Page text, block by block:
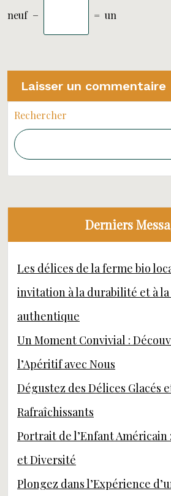
neuf − = un
Rechercher
Derniers
Les délices de la ferme bio
invitation à la durabilité et à
authentique
Un Moment Convivial :
l’Apéritif avec Nous
Dégustez des Délices Glacés
Rafraîchissants
Portrait de l’Enfant
et Diversité
Plongez dans l’Expérience